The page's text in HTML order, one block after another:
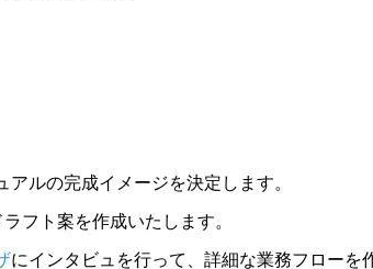
ルの完成イメージを決定します。
フト案を作成いたします。
にインタビュを行って、詳細な業務フローを